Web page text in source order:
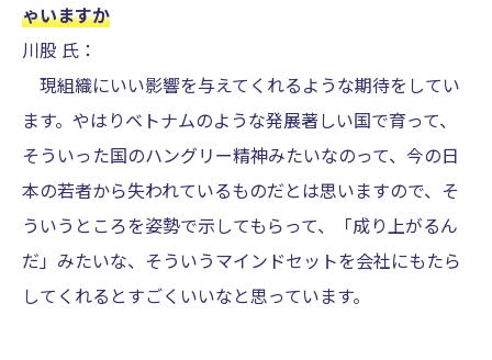
ゃいますか
川股 氏：
現組織にいい影響を与えてくれるような期待をしてい
ます。やはりベトナムのような発展著しい国で育って、
そういった国のハングリー精神みたいなのって、今の日
本の若者から失われているものだとは思いますので、そ
ういうところを姿勢で示してもらって、「成り上がるん
だ」みたいな、そういうマインドセットを会社にもたら
してくれるとすごくいいなと思っています。